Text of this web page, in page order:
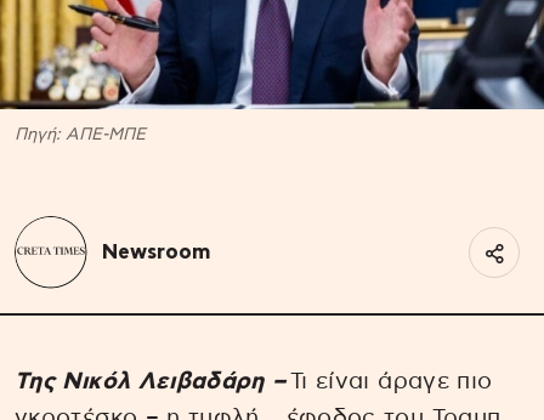
Πηγή: ΑΠΕ-ΜΠΕ
Newsroom
Της Νικόλ Λειβαδάρη –Τι είναι άραγε πιο